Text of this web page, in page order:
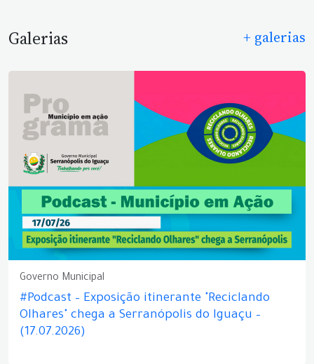
Galerias + galerias
Governo Municipal
#Podcast – Exposição itinerante "Reciclando
Olhares" chega a Serranópolis do Iguaçu –
(17.07.2026)